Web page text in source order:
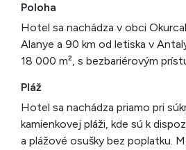
Poloha
Hotel sa nachádza v obci
Alanye a 90 km od letiska v
18 000 m², s bezbariérovým
Pláž
Hotel sa nachádza priamo pri
kamienkovej pláži, kde sú k
a plážové osušky bez poplatku.